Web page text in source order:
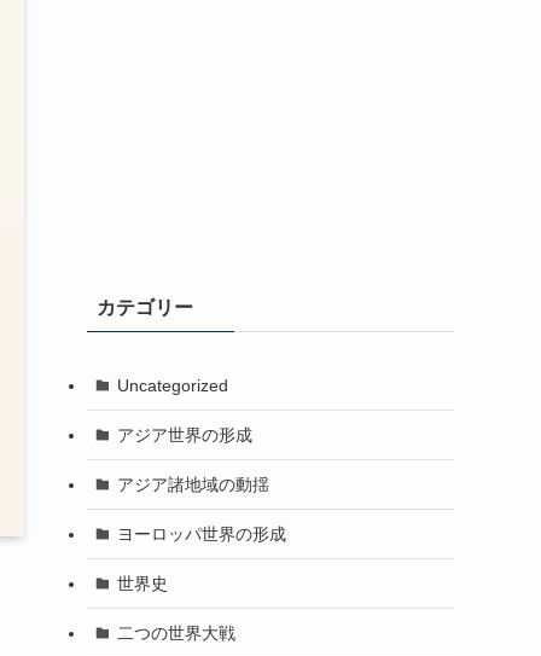
カテゴリー
Uncategorized
アジア世界の形成
アジア諸地域の動揺
ヨーロッパ世界の形成
世界史
二つの世界大戦